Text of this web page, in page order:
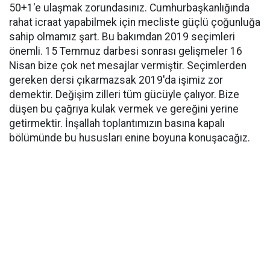
50+1'e ulaşmak zorundasınız. Cumhurbaşkanlığında
rahat icraat yapabilmek için mecliste güçlü çoğunluğa
sahip olmamız şart. Bu bakımdan 2019 seçimleri
önemli. 15 Temmuz darbesi sonrası gelişmeler 16
Nisan bize çok net mesajlar vermiştir. Seçimlerden
gereken dersi çıkarmazsak 2019'da işimiz zor
demektir. Değişim zilleri tüm gücüyle çalıyor. Bize
düşen bu çağrıya kulak vermek ve gereğini yerine
getirmektir. İnşallah toplantımızın basına kapalı
bölümünde bu hususları enine boyuna konuşacağız.